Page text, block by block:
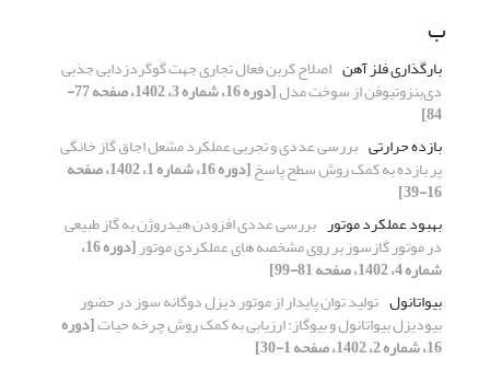
ب
بارگذاری فلز آهن اصلاح کربن فعال تجاری جهت گوگردزدایی جذبی
دی‌بنزوتیوفن از سوخت مدل [دوره 16، شماره 3، 1402، صفحه 77-
84]
بازده حرارتی بررسی عددی و تجربی عملکرد مشعل اجاق گاز خانگی
پر بازده به کمک روش سطح پاسخ [دوره 16، شماره 1، 1402، صفحه
16-39]
بهبود عملکرد موتور بررسی عددی افزودن هیدروژن به گاز طبیعی
در موتور گازسوز بر روی مشخصه های عملکردی موتور [دوره 16،
شماره 4، 1402، صفحه 81-99]
بیواتانول تولید توان پایدار از موتور دیزل دوگانه سوز در حضور
بیودیزل بیواتانول و بیوگاز: ارزیابی به کمک روش چرخه حیات[دوره
16، شماره 2، 1402، صفحه 1-30]